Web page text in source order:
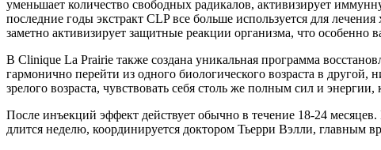
уменьшает количество свободных радикалов, активизирует
последние годы экстракт СLP все больше используется для
заметно активизирует защитные реакции организма, что особенно
В Clinique La Prairie также создана уникальная программа
гармонично перейти из одного биологического возраста в
зрелого возраста, чувствовать себя столь же полным сил и энергии,
После инъекций эффект действует обычно в течение 18-24
длится неделю, координируется доктором Тьерри Вэлли, главным